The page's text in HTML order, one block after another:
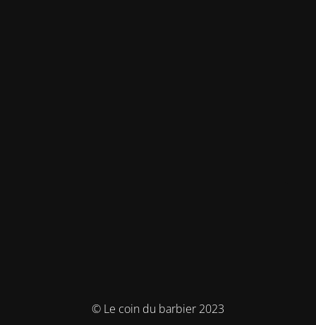
© Le coin du barbier 2023